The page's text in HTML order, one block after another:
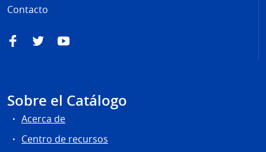
Contacto
FacebookTwitterYouTube
Sobre el Catálogo
Acerca de
Centro de recursos